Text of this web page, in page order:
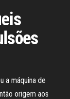
a máquina de
origem aos